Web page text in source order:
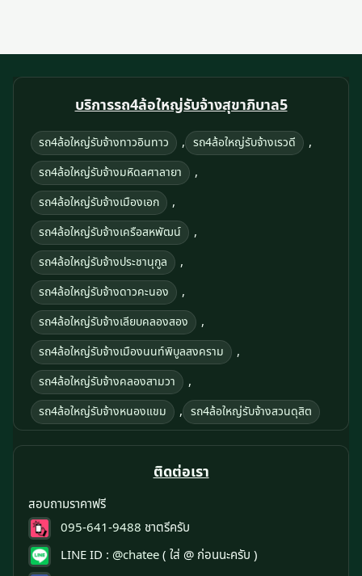
บริการรถ4ล้อใหญ่รับจ้างสุขาภิบาล5
รถ4ล้อใหญ่รับจ้างทาวอินทาว , รถ4ล้อใหญ่รับจ้างเรวดี ,
รถ4ล้อใหญ่รับจ้างมหิดลศาลายา ,
รถ4ล้อใหญ่รับจ้างเมืองเอก ,
รถ4ล้อใหญ่รับจ้างเครือสหพัฒน์ ,
รถ4ล้อใหญ่รับจ้างประชานุกูล ,
รถ4ล้อใหญ่รับจ้างดาวคะนอง ,
รถ4ล้อใหญ่รับจ้างเลียบคลองสอง ,
รถ4ล้อใหญ่รับจ้างเมืองนนท์พิบูลสงคราม ,
รถ4ล้อใหญ่รับจ้างคลองสามวา ,
รถ4ล้อใหญ่รับจ้างหนองแขม , รถ4ล้อใหญ่รับจ้างสวนดุสิต
ติดต่อเรา
สอบถามราคาฟรี
095-641-9488 ชาตรีครับ
LINE ID : @chatee( ใส่ @ ก่อนนะครับ )